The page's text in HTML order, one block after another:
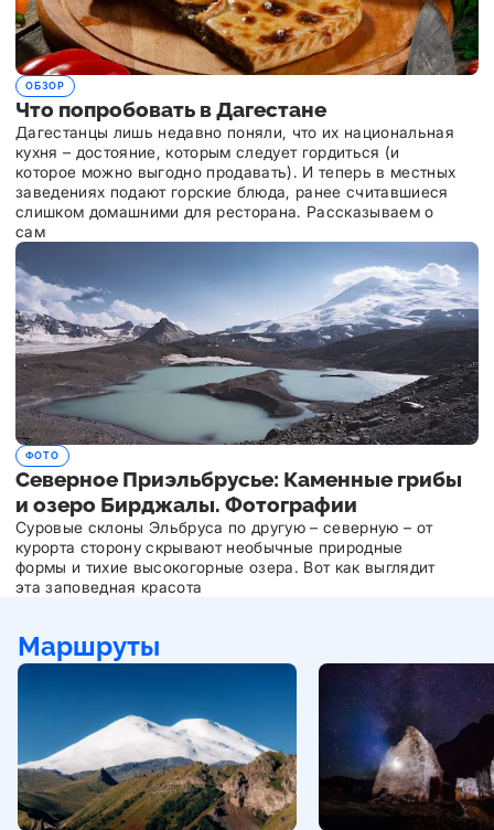
ОБЗОР
Что попробовать в Дагестане
Дагестанцы лишь недавно поняли, что их национальная
кухня – достояние, которым следует гордиться (и
которое можно выгодно продавать). И теперь в местных
заведениях подают горские блюда, ранее считавшиеся
слишком домашними для ресторана. Рассказываем о
сам
ФОТО
Северное Приэльбрусье: Каменные грибы
и озеро Бирджалы. Фотографии
Суровые склоны Эльбруса по другую – северную – от
курорта сторону скрывают необычные природные
формы и тихие высокогорные озера. Вот как выглядит
эта заповедная красота
Маршруты